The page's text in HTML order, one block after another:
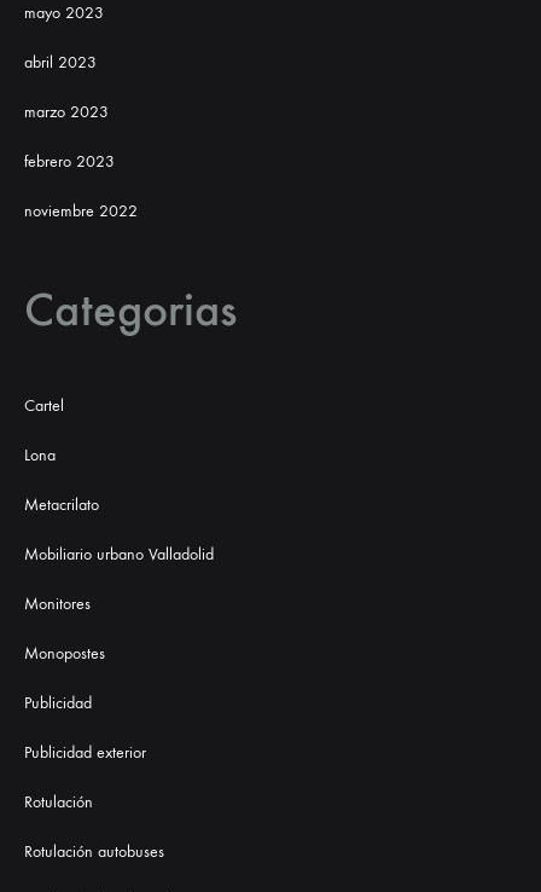
mayo 2023
abril 2023
marzo 2023
febrero 2023
noviembre 2022
Categorias
Cartel
Lona
Metacrilato
Mobiliario urbano Valladolid
Monitores
Monopostes
Publicidad
Publicidad exterior
Rotulación
Rotulación autobuses